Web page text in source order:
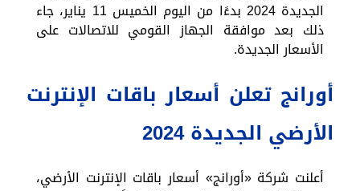
الجديدة 2024 بدءًا من اليوم الخميس 11 يناير، جاء
ذلك بعد موافقة الجهاز القومي للاتصالات على
الأسعار الجديدة.
أورانج تعلن أسعار باقات الإنترنت
الأرضي الجديدة 2024
أعلنت شركة «أورانج» أسعار باقات الإنترنت الأرضي،